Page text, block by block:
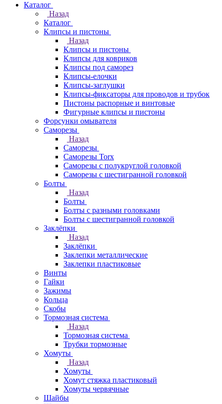
Каталог
Назад
Каталог
Клипсы и пистоны
Назад
Клипсы и пистоны
Клипсы для ковриков
Клипсы под саморез
Клипсы-елочки
Клипсы-заглушки
Клипсы-фиксаторы для проводов и трубок
Пистоны распорные и винтовые
Фигурные клипсы и пистоны
Форсунки омывателя
Саморезы
Назад
Саморезы
Саморезы Torx
Саморезы с полукруглой головкой
Саморезы с шестигранной головкой
Болты
Назад
Болты
Болты с разными головками
Болты с шестигранной головкой
Заклёпки
Назад
Заклёпки
Заклепки металлические
Заклепки пластиковые
Винты
Гайки
Зажимы
Кольца
Скобы
Тормозная система
Назад
Тормозная система
Трубки тормозные
Хомуты
Назад
Хомуты
Хомут стяжка пластиковый
Хомуты червячные
Шайбы